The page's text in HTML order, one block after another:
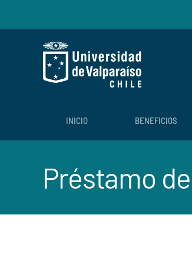
Skip to main content
INICIO BENEFICIOS
Préstamo